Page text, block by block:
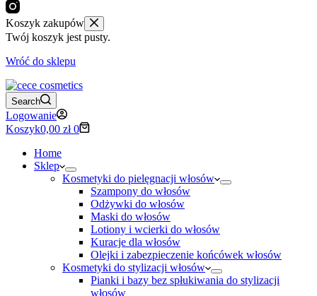
Koszyk zakupów
Twój koszyk jest pusty.
Wróć do sklepu
Search
Logowanie
Koszyk0,00 zł 0
Home
Sklep
Kosmetyki do pielęgnacji włosów
Szampony do włosów
Odżywki do włosów
Maski do włosów
Lotiony i wcierki do włosów
Kuracje dla włosów
Olejki i zabezpieczenie końcówek włosów
Kosmetyki do stylizacji włosów
Pianki i bazy bez spłukiwania do stylizacji
włosów